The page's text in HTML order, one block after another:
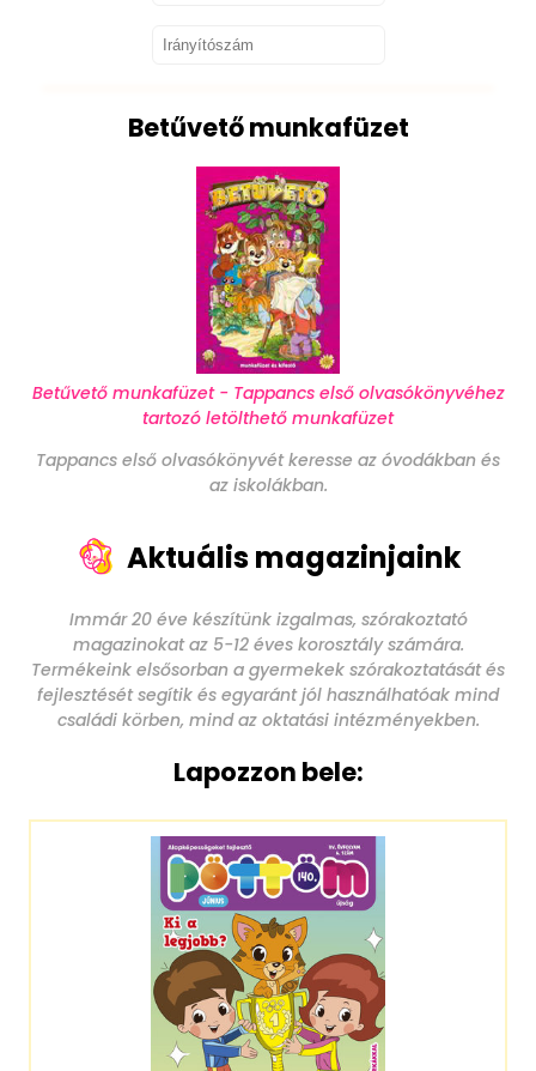
Betűvető munkafüzet
Betűvető munkafüzet - Tappancs első olvasókönyvéhez
tartozó letölthető munkafüzet
Tappancs első olvasókönyvét keresse az óvodákban és
az iskolákban.
Aktuális magazinjaink
Immár 20 éve készítünk izgalmas, szórakoztató
magazinokat az 5-12 éves korosztály számára.
Termékeink elsősorban a gyermekek szórakoztatását és
fejlesztését segítik és egyaránt jól használhatóak mind
családi körben, mind az oktatási intézményekben.
Lapozzon bele: